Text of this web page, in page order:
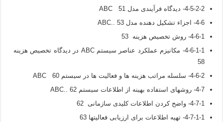
4-5-2-2- دیدگاه فرآیندی مدل ABC 51
4-6- اجزاء تشکیل دهنده مدل ABC.. 53
4-6-1- روش تخصیص هزینه 53
4-6-1-1- مکانیزم عملکرد عناصر سیستم ABC در دیدگاه تخصیص هزینه
58
4-6-2- سلسله مراتب هزینه ها و فعالیت ها در سیستم ABC 60
4-7- روشهای استفاده بهینه از اطلاعات سیستم ABC.. 62
4-7-1- واضح کردن اطلاعات کلیدی سازمانی 62
4-7-1-1- تهیه اطلاعات برای ارزیابی فعالیتها 63